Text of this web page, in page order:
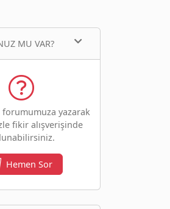
MU VAR?
forumumuza yazarak
fikir alışverişinde
Hemen Sor